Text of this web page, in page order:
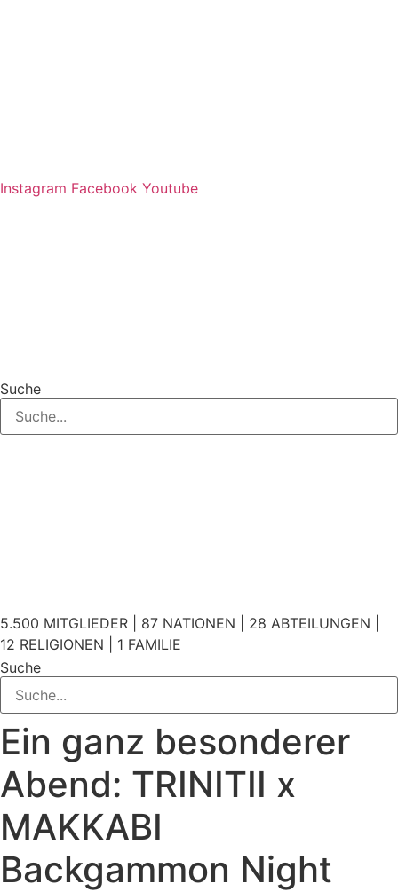
Instagram Facebook Youtube
Suche
5.500 MITGLIEDER | 87 NATIONEN | 28 ABTEILUNGEN |
12 RELIGIONEN | 1 FAMILIE
Suche
Ein ganz besonderer
Abend: TRINITII x
MAKKABI
Backgammon Night